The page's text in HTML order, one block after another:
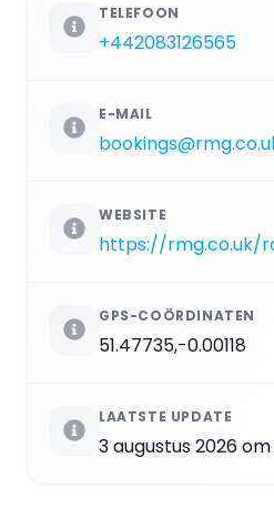
TELEFOON
+442083126565
E-MAIL
WEBSITE
https://rmg.co.uk/
GPS-COÖRDINATEN
51.47735,-0.00118
LAATSTE UPDATE
3 augustus 2026 om